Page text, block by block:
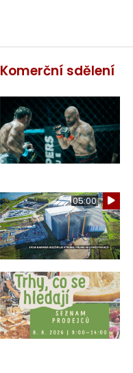
Komerční sdělení
05:00